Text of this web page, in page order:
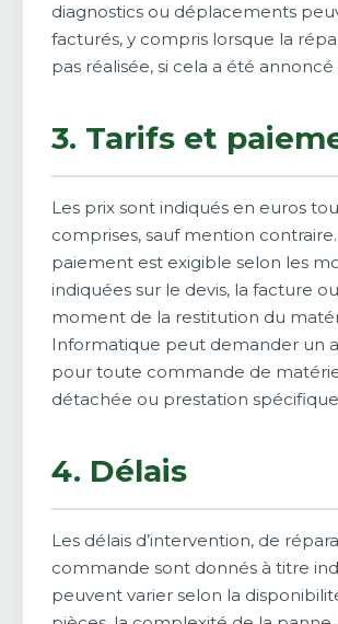
diagnostics ou déplacements
facturés, y compris lorsque la
pas réalisée, si cela a été
3. Tarifs et
Les prix sont indiqués en euros
comprises, sauf mention
paiement est exigible selon les
indiquées sur le devis, la facture
moment de la restitution du
Informatique peut demander un
pour toute commande de
détachée ou prestation
4. Délais
Les délais d’intervention, de
commande sont donnés à titre
peuvent varier selon la